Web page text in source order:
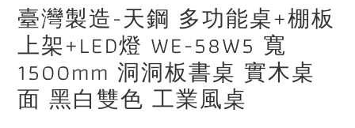
臺灣製造-天鋼 多功能桌+棚板
上架+LED燈 WE-58W5 寬
1500mm 洞洞板書桌 實木桌
面 黑白雙色 工業風桌